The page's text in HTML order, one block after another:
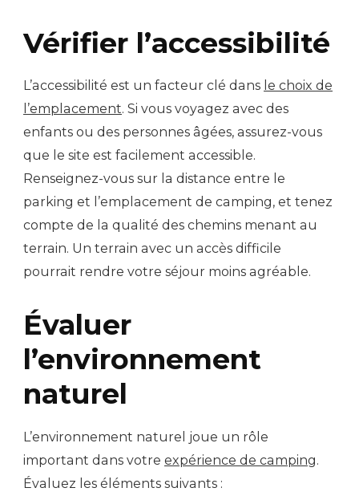
Vérifier l’accessibilité
L’accessibilité est un facteur clé dans le choix de
l’emplacement. Si vous voyagez avec des
enfants ou des personnes âgées, assurez-vous
que le site est facilement accessible.
Renseignez-vous sur la distance entre le
parking et l’emplacement de camping, et tenez
compte de la qualité des chemins menant au
terrain. Un terrain avec un accès difficile
pourrait rendre votre séjour moins agréable.
Évaluer
l’environnement
naturel
L’environnement naturel joue un rôle
important dans votre expérience de camping.
Évaluez les éléments suivants :